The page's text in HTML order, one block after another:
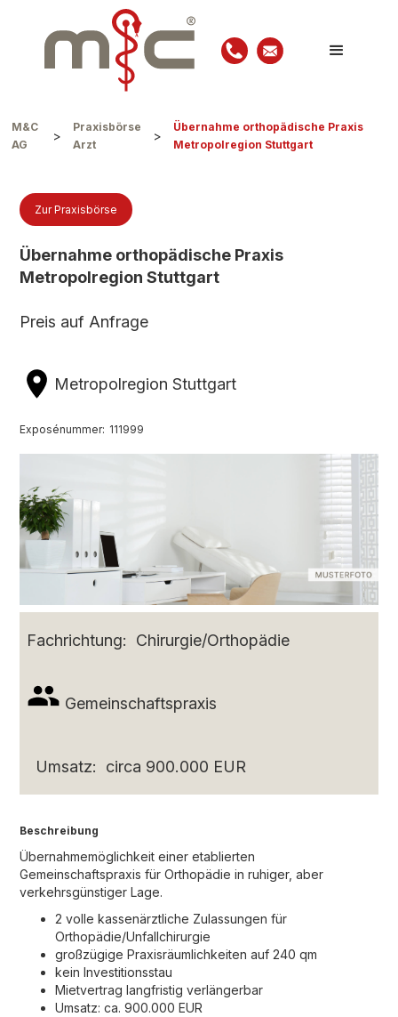
M&C
AG
>
Praxisbörse
Arzt
>
Übernahme orthopädische Praxis
Metropolregion Stuttgart
Zur Praxisbörse
Übernahme orthopädische Praxis
Metropolregion Stuttgart
Preis auf Anfrage
Metropolregion Stuttgart
Exposénummer: 111999
Fachrichtung: Chirurgie/Orthopädie
Gemeinschaftspraxis
Umsatz: circa 900.000 EUR
Beschreibung
‍Übernahmemöglichkeit einer etablierten
Gemeinschaftspraxis für Orthopädie in ruhiger, aber
verkehrsgünstiger Lage.
2 volle kassenärztliche Zulassungen für
Orthopädie/Unfallchirurgie
großzügige Praxisräumlichkeiten auf 240 qm
kein Investitionsstau
Mietvertrag langfristig verlängerbar
Umsatz: ca. 900.000 EUR